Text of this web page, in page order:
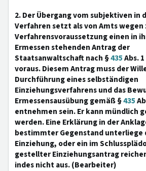
2. Der Übergang vom subjektiven in
Verfahren setzt als von Amts
Verfahrensvoraussetzung einen in
Ermessen stehenden Antrag der
Staatsanwaltschaft nach §435Abs.
voraus. Diesem Antrag muss der
Durchführung eines selbständigen
Einziehungsverfahrens und das
Ermessensausübung gemäß §435
entnehmen sein. Er kann mündlich
werden. Eine Erklärung in der
bestimmter Gegenstand unterliege
Einziehung, oder ein im
gestellter Einziehungsantrag
indes nicht aus. (Bearbeiter)